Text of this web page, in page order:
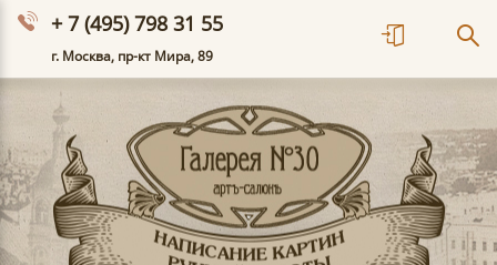
+ 7 (495) 798 31 55
г. Москва, пр-кт Мира, 89